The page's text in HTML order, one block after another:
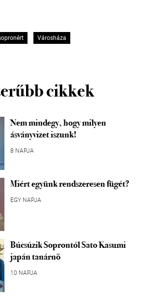
Városháza
cikkek
Nem mindegy, hogy milyen
ásványvizet iszunk!
8 NAPJA
Miért együnk rendszeresen fügét?
EGY NAPJA
Búcsúzik Soprontól Sato Kasumi
japán tanárnő
10 NAPJA